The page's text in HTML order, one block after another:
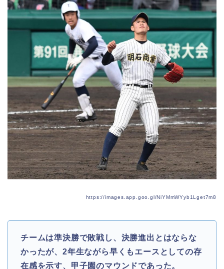
https://images.app.goo.gl/NiYMmWYyb1Lget7m8
チームは準決勝で敗戦し、決勝進出とはならな
かったが、2年生ながら早くもエースとしての存
在感を示す、甲子園のマウンドであった。